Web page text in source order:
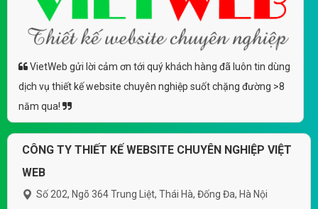
VietWeb gửi lời cảm ơn tới quý khách hàng đã luôn tin dùng
dịch vụ thiết kế website chuyên nghiệp suốt chặng đường >8
năm qua!
CÔNG TY THIẾT KẾ WEBSITE CHUYÊN NGHIỆP VIỆT
WEB
Số 202, Ngõ 364 Trung Liệt, Thái Hà, Đống Đa, Hà Nội